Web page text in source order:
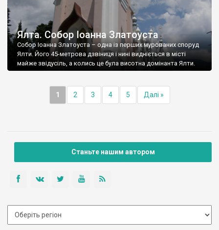
Ялта. Собор Іоанна Златоуста
Собор Іоанна Златоуста – одна із перших мурованих споруд
Ялти. Його 45-метрова дзвіниця і нині видніється в місті
майже звідусіль, а колись це була висотна домінанта Ялти.
1 2 3 4 5 Далі »
Станьте нашим автором